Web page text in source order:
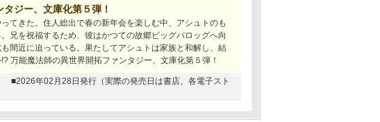
ジー、文庫化第５弾！
てきた。住人総出で春の新年会を楽しむ中、アシュトのも
兄を祝福するため、彼はかつての故郷ビッグバロッグへ向
間近に迫っている。果たしてアシュトは家族と和解し、結
万能魔法師の異世界開拓ファンタジー、文庫化第５弾！
■2026年02月28日発行（実際の発売日は書店、各電子スト